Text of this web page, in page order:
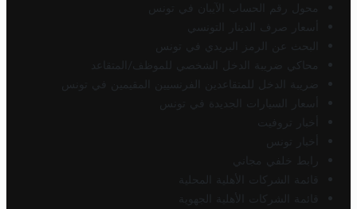
محول رقم الحساب الآيبان في تونس
أسعار صرف الدينار التونسي
البحث عن الرمز البريدي في تونس
محاكي ضريبة الدخل الشخصي للموظف/المتقاعد
ضريبة الدخل للمتقاعدين الفرنسيين المقيمين في تونس
أسعار السيارات الجديدة في تونس
أخبار تروفيت
أخبار تونس
رابط خلفي مجاني
قائمة الشركات الأهلية المحلية
قائمة الشركات الأهلية الجهوية